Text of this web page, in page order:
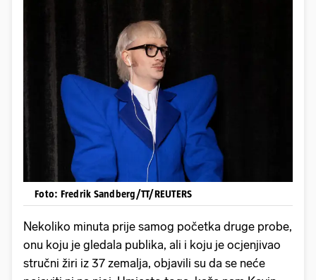
Foto: Fredrik Sandberg/TT/REUTERS
Nekoliko minuta prije samog početka druge probe,
onu koju je gledala publika, ali i koju je ocjenjivao
stručni žiri iz 37 zemalja, objavili su da se neće